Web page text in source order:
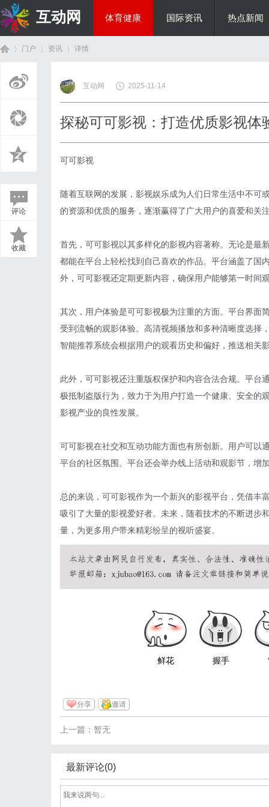
互动网 体育健康 国际资讯 热点新闻
门户 资讯
›
详情
评论
收藏
互动网 2025-11-14
探秘可可影视：打造优质影视体
可可影视
随着互联网的发展，影视娱乐成为人们日常生活中不可
的资源和优质的服务，逐渐赢得了广大用户的喜爱和关
首先，可可影视以其多样化的影视内容著称。无论是最
都能在平台上轻松找到自己喜欢的作品。平台涵盖了国
外，可可影视还定期更新内容，确保用户能够第一时间
其次，用户体验是可可影视极为注重的方面。平台界面
受到流畅的观影体验。高清视频播放和多种清晰度选择
智能推荐系统会根据用户的观看历史和偏好，推送相关
此外，可可影视还注重版权保护和内容合法合规。平台
极抵制盗版行为，致力于为用户打造一个健康、安全的
影视产业的良性发展。
可可影视在社交和互动功能方面也有所创新。用户可以
平台的社区氛围。平台还会举办线上活动和观影节，增
总的来说，可可影视作为一个新兴的影视平台，凭借丰
吸引了大量的影视爱好者。未来，随着技术的不断进步
量，为更多用户带来精彩纷呈的视听盛宴。
鲜花 握手
分享 邀请
上一篇：暂无
最新评论(0)